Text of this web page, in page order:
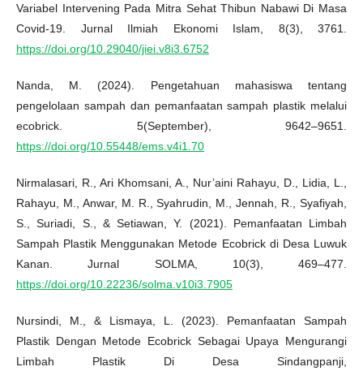
Variabel Intervening Pada Mitra Sehat Thibun Nabawi Di Masa
Covid-19. Jurnal Ilmiah Ekonomi Islam, 8(3), 3761.
https://doi.org/10.29040/jiei.v8i3.6752
Nanda, M. (2024). Pengetahuan mahasiswa tentang
pengelolaan sampah dan pemanfaatan sampah plastik melalui
ecobrick. 5(September), 9642–9651.
https://doi.org/10.55448/ems.v4i1.70
Nirmalasari, R., Ari Khomsani, A., Nur’aini Rahayu, D., Lidia, L.,
Rahayu, M., Anwar, M. R., Syahrudin, M., Jennah, R., Syafiyah,
S., Suriadi, S., & Setiawan, Y. (2021). Pemanfaatan Limbah
Sampah Plastik Menggunakan Metode Ecobrick di Desa Luwuk
Kanan. Jurnal SOLMA, 10(3), 469–477.
https://doi.org/10.22236/solma.v10i3.7905
Nursindi, M., & Lismaya, L. (2023). Pemanfaatan Sampah
Plastik Dengan Metode Ecobrick Sebagai Upaya Mengurangi
Limbah Plastik Di Desa Sindangpanji,